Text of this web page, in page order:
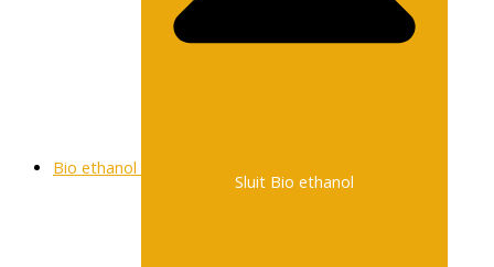
Bio ethanol
Sluit Bio ethanol